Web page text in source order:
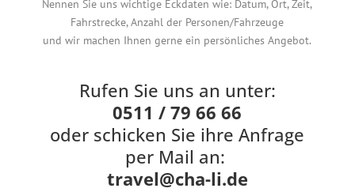
Nennen Sie uns wichtige Eckdaten wie: Datum, Ort, Zeit,
Fahrstrecke, Anzahl der Personen/Fahrzeuge
und wir machen Ihnen gerne ein persönliches Angebot.
Rufen Sie uns an unter:
0511 / 79 66 66
oder schicken Sie ihre Anfrage
per Mail an:
travel@cha-li.de